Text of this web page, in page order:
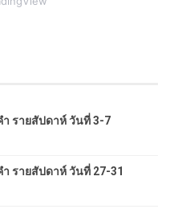
รายสัปดาห์ วันที่ 3-7
รายสัปดาห์ วันที่ 27-31